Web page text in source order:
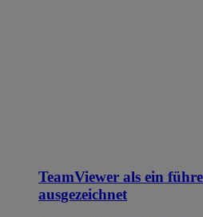
TeamViewer als ein
ausgezeichnet